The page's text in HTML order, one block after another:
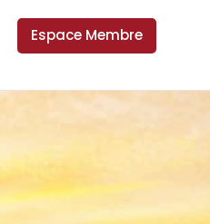
Espace Membre